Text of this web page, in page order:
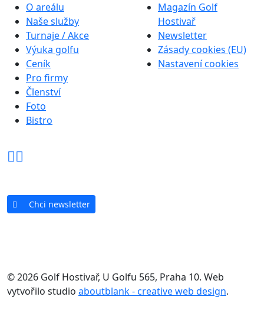
O areálu
Naše služby
Turnaje / Akce
Výuka golfu
Ceník
Pro firmy
Členství
Foto
Bistro
Magazín Golf
Hostivař
Newsletter
Zásady cookies (EU)
Nastavení cookies
Chci newsletter
© 2026 Golf Hostivař, U Golfu 565, Praha 10. Web
vytvořilo studio aboutblank - creative web design.